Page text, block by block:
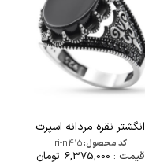
انگشتر نقره مردانه اسپرت
کد محصول:ri-n415
قیمت : 6,375,000 تومان